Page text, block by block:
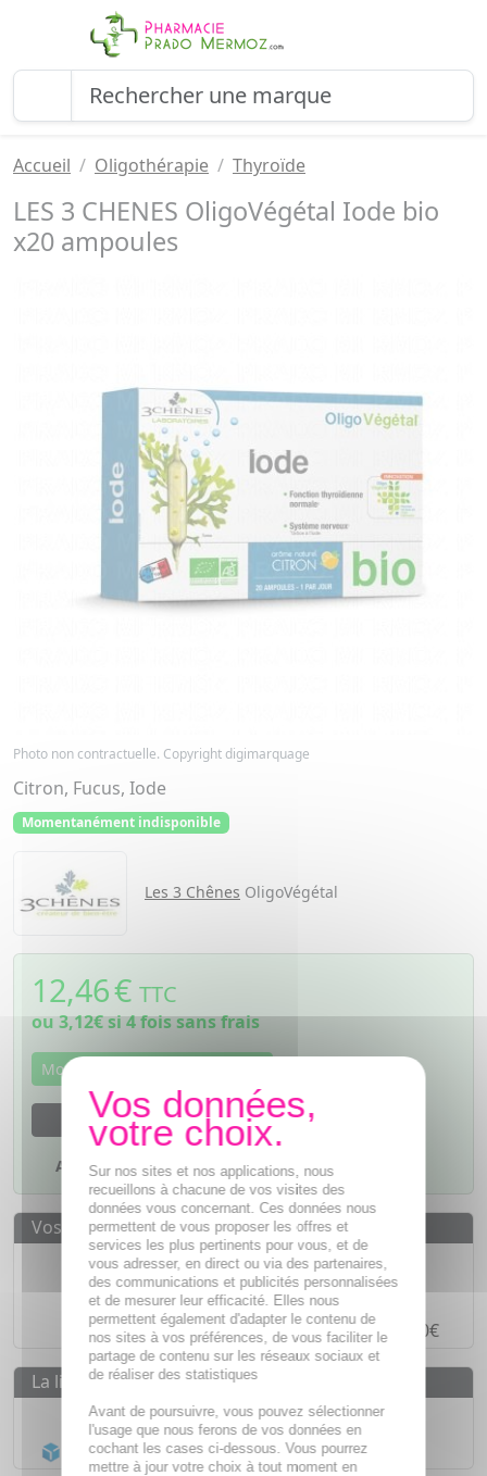
Accueil Oligothérapie Thyroïde
LES 3 CHENES OligoVégétal Iode bio
x20 ampoules
Photo non contractuelle. Copyright digimarquage
Citron, Fucus, Iode
Momentanément indisponible
Les 3 Chênes OligoVégétal
12,46€ TTC
ou 3,12€si 4 fois sans frais
Momentanément indisponible
M'avertir dès que le produit sera disponible
Ajouter à mes favoris
Vos avantages
Des prixIMBATTABLES
Paiement en ligneSÉCURISÉ
Paiement en4 fois sans fraisà partir de 30€
La livraison
Livraison gratuite dès 55€
Acheminement Chronopost en 24h*
Sur nos sites et nos applications, nous
recueillons à chacune de vos visites des
données vous concernant. Ces données nous
permettent de vous proposer les offres et
services les plus pertinents pour vous, et de
vous adresser, en direct ou via des partenaires,
des communications et publicités personnalisées
et de mesurer leur efficacité. Elles nous
permettent également d'adapter le contenu de
nos sites à vos préférences, de vous faciliter le
partage de contenu sur les réseaux sociaux et
de réaliser des statistiques
Avant de poursuivre, vous pouvez sélectionner
l'usage que nous ferons de vos données en
cochant les cases ci-dessous. Vous pourrez
mettre à jour votre choix à tout moment en